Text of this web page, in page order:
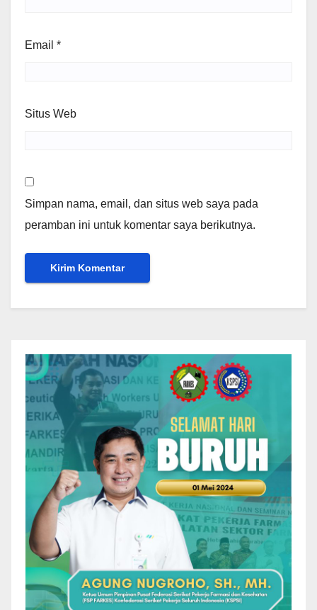
Email *
Situs Web
Simpan nama, email, dan situs web saya pada
peramban ini untuk komentar saya berikutnya.